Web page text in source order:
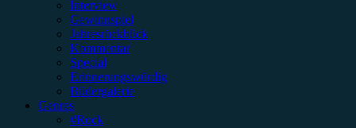
Interview
Gewinnspiel
Jahresrückblick
Kommentar
Special
Erinnerungswürdig
Bildergalerie
Genres
#Rock